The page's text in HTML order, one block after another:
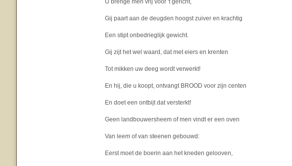
U brenge men vrij voor 't gericht,
Gij paart aan de deugden hoogst zuiver en krachtig
Een stipt onbedrieglijk gewicht.
Gij zijt het wel waard, dat met eiers en krenten
Tot mikken uw deeg wordt verwerkt!
En hij, die u koopt, ontvangt BROOD voor zijn centen
En doet een ontbijt dat versterkt!
Geen landbouwersheem of men vindt er een oven
Van leem of van steenen gebouwd:
Eerst moet de boerin aan het kneden gelooven,